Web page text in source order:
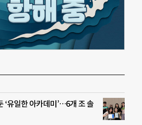
‘유일한 아카데미’…6개 조 솔